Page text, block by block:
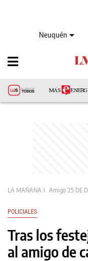
Neuquén
LA MAÑANA Amigo 25 DE
POLICIALES
Tras los
al amigo de